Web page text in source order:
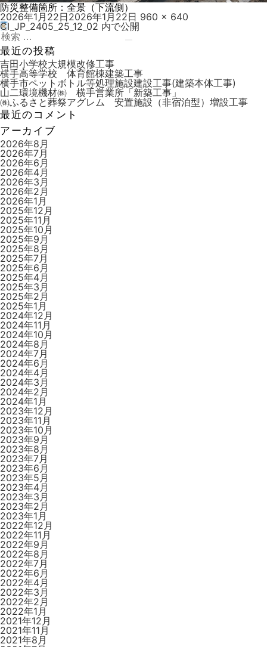
防災整備箇所：全景（下流側）
投
稿
日:
2026年1月22日2026年1月22日 フ
960 × 640
投
稿
ナ
ビ
ゲ
ー
シ
ョ
ン
CI_JP_2405_25_12_02 内で公開
検
索:
最近の投稿
吉田小学校大規模改修工事
横手高等学校 体育館棟建築工事
横手市ペットボトル等処理施設建設工事(建築本体工事)
山二環境機材㈱ 横手営業所「新築工事」
㈱ふるさと葬祭アグレム 安置施設（非宿泊型）増設工事
最近のコメント
アーカイブ
2026年8月
2026年7月
2026年6月
2026年4月
2026年3月
2026年2月
2026年1月
2025年12月
2025年11月
2025年10月
2025年9月
2025年8月
2025年7月
2025年6月
2025年4月
2025年3月
2025年2月
2025年1月
2024年12月
2024年11月
2024年10月
2024年8月
2024年7月
2024年6月
2024年4月
2024年3月
2024年2月
2024年1月
2023年12月
2023年11月
2023年10月
2023年9月
2023年8月
2023年7月
2023年6月
2023年5月
2023年4月
2023年3月
2023年2月
2023年1月
2022年12月
2022年11月
2022年9月
2022年8月
2022年7月
2022年6月
2022年4月
2022年3月
2022年2月
2022年1月
2021年12月
2021年11月
2021年8月